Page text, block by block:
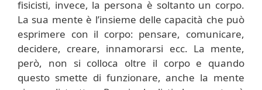
fisicisti, invece, la persona è soltanto un corpo.
La sua mente è l’insieme delle capacità che può
esprimere con il corpo: pensare, comunicare,
decidere, creare, innamorarsi ecc. La mente,
però, non si colloca oltre il corpo e quando
questo smette di funzionare, anche la mente